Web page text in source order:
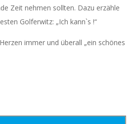
Zeit nehmen sollten. Dazu erzähle
Golferwitz: „Ich kann`s !“
immer und überall „ein schönes